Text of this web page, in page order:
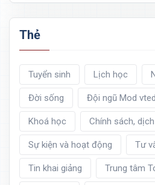
Thẻ
Tuyển sinh Lịch học
Đời sống Đội ngũ Mod vted
Khoá học Chính sách,
Sự kiện và hoạt động Tư
Tin khai giảng Trung tâm